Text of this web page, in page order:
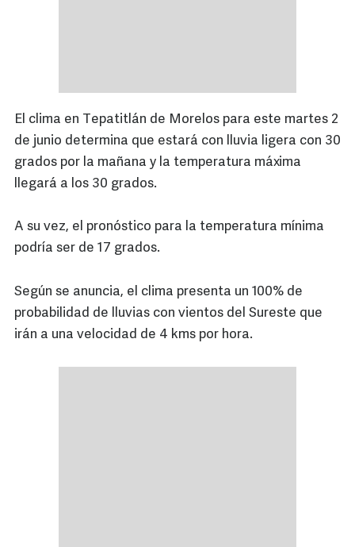
El clima en Tepatitlán de Morelos para este martes 2
de junio determina que estará con lluvia ligera con 30
grados por la mañana y la temperatura máxima
llegará a los 30 grados.
A su vez, el pronóstico para la temperatura mínima
podría ser de 17 grados.
Según se anuncia, el clima presenta un 100% de
probabilidad de lluvias con vientos del Sureste que
irán a una velocidad de 4 kms por hora.